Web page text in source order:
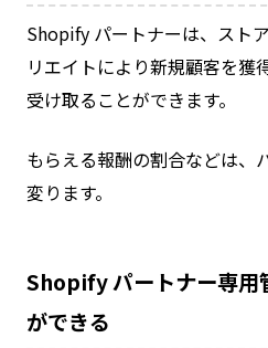
Shopify パートナーは、スト
リエイトにより新規顧客を獲
受け取ることができます。
もらえる報酬の割合などは、
変ります。
Shopify パートナー専用
ができる